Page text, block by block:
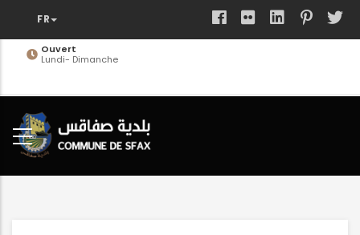
contenuOuvert
Lundi- Dimanche